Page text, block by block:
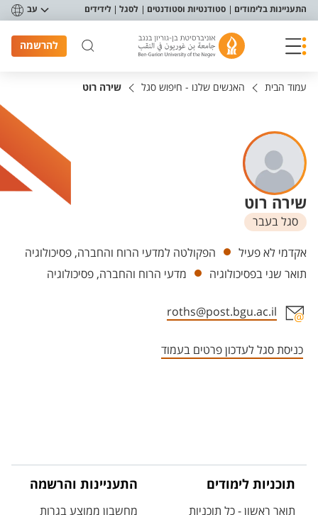
תפריט נגישות
התעניינות בלימודים סטודנטיות וסטודנטים לסגל לידידים עב
להרשמה
עמוד הבית האנשים שלנו - חיפוש סגל שירה רוט
שירה רוט
סגל בעבר
יחידות
אקדמי לא פעיל
הפקולטה למדעי הרוח והחברה, פסיכולוגיה
תואר שני בפסיכולוגיה
מדעי הרוח והחברה, פסיכולוגיה
roths@post.bgu.ac.il
כניסת סגל לעדכון פרטים בעמוד
תוכניות לימודים
תואר ראשון - כל תוכניות
התעניינות והרשמה
מחשבון ממוצע בגרות